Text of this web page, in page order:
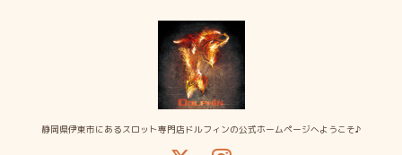
静岡県伊東市にあるスロット専門店ドルフィンの公式ホームページへようこそ♪